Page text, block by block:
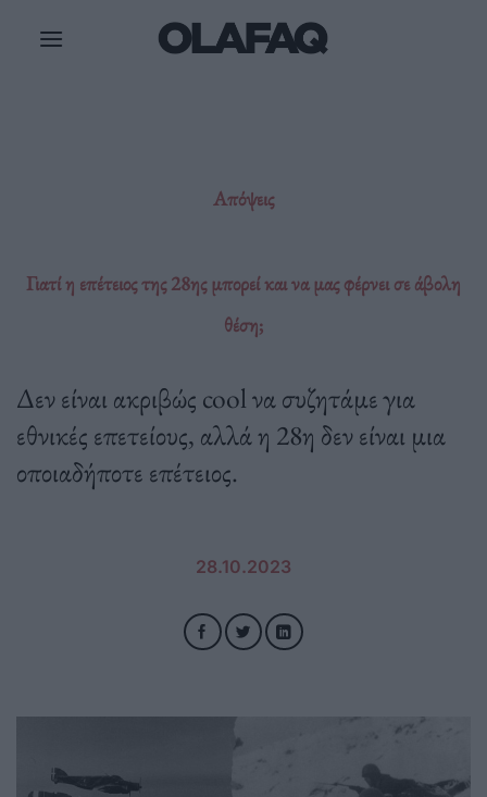
Απόψεις
Γιατί η επέτειος της 28ης μπορεί και να μας φέρνει σε άβολη
θέση;
Δεν είναι ακριβώς cool να συζητάμε για
εθνικές επετείους, αλλά η 28η δεν είναι μια
οποιαδήποτε επέτειος.
28.10.2023